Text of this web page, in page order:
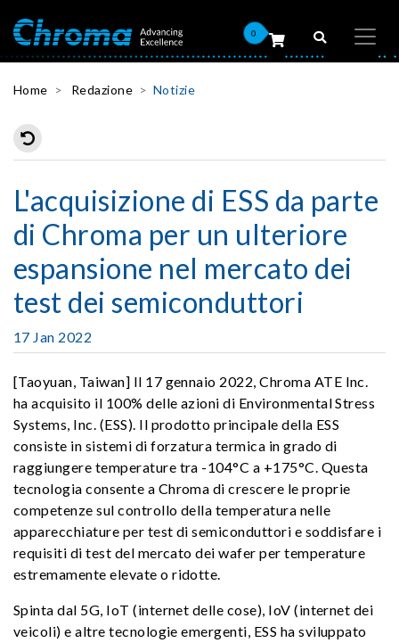
0
Home Redazione Notizie
L'acquisizione di ESS da parte
di Chroma per un ulteriore
espansione nel mercato dei
test dei semiconduttori
17 Jan 2022
[Taoyuan, Taiwan] Il 17 gennaio 2022, Chroma ATE Inc.
ha acquisito il 100% delle azioni di Environmental Stress
Systems, Inc. (ESS). Il prodotto principale della ESS
consiste in sistemi di forzatura termica in grado di
raggiungere temperature tra -104°C a +175°C. Questa
tecnologia consente a Chroma di crescere le proprie
competenze sul controllo della temperatura nelle
apparecchiature per test di semiconduttori e soddisfare i
requisiti di test del mercato dei wafer per temperature
estremamente elevate o ridotte.
Spinta dal 5G, IoT (internet delle cose), IoV (internet dei
veicoli) e altre tecnologie emergenti, ESS ha sviluppato